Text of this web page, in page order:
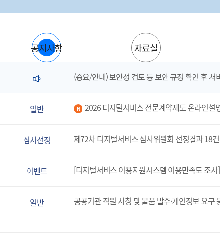
공지사항 자료실
(중요/안내) 보안성 검토 등 보안 규정 확인 후 서
일반 N 2026 디지털서비스 전문계약제도 온라인설
심사선정 제72차 디지털서비스 심사위원회 선정결과 18건
이벤트 [디지털서비스 이용지원시스템 이용만족도 조
일반 공공기관 직원 사칭 및 물품 발주·개인정보 요구